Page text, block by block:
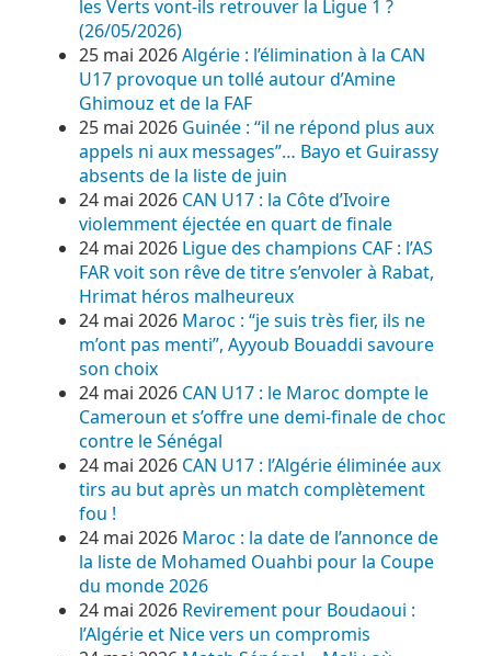
les Verts vont-ils retrouver la Ligue 1 ?
(26/05/2026)
25 mai 2026Algérie : l’élimination à la CAN
U17 provoque un tollé autour d’Amine
Ghimouz et de la FAF
25 mai 2026 Guinée : “il ne répond plus aux
appels ni aux messages”… Bayo et Guirassy
absents de la liste de juin
24 mai 2026 CAN U17 : la Côte d’Ivoire
violemment éjectée en quart de finale
24 mai 2026 Ligue des champions CAF : l’AS
FAR voit son rêve de titre s’envoler à Rabat,
Hrimat héros malheureux
24 mai 2026 Maroc : “je suis très fier, ils ne
m’ont pas menti”, Ayyoub Bouaddi savoure
son choix
24 mai 2026 CAN U17 : le Maroc dompte le
Cameroun et s’offre une demi-finale de choc
contre le Sénégal
24 mai 2026 CAN U17 : l’Algérie éliminée aux
tirs au but après un match complètement
fou !
24 mai 2026 Maroc : la date de l’annonce de
la liste de Mohamed Ouahbi pour la Coupe
du monde 2026
24 mai 2026 Revirement pour Boudaoui :
l’Algérie et Nice vers un compromis